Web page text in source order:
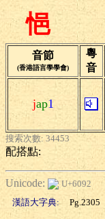
悒
音節
(香港語言學學會)
粵
音
jap1
搜索次數: 34453
配搭點:
Unicode:
U+6092
漢語大字典:
Pg.2305